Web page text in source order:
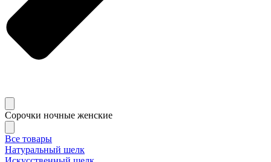
Сорочки ночные женские
Все товары
Натуральный шелк